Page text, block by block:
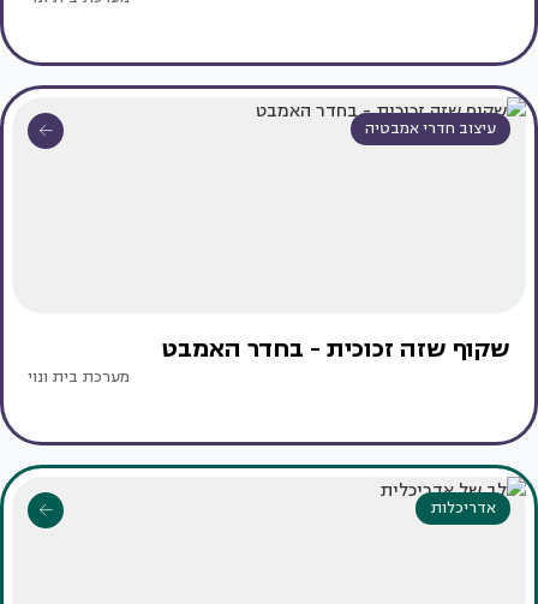
עיצוב חדרי אמבטיה
שקוף שזה זכוכית - בחדר האמבט
מערכת בית ונוי
אדריכלות